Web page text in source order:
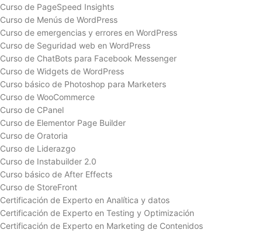
Curso de PageSpeed Insights
Curso de Menús de WordPress
Curso de emergencias y errores en WordPress
Curso de Seguridad web en WordPress
Curso de ChatBots para Facebook Messenger
Curso de Widgets de WordPress
Curso básico de Photoshop para Marketers
Curso de WooCommerce
Curso de CPanel
Curso de Elementor Page Builder
Curso de Oratoria
Curso de Liderazgo
Curso de Instabuilder 2.0
Curso básico de After Effects
Curso de StoreFront
Certificación de Experto en Analítica y datos
Certificación de Experto en Testing y Optimización
Certificación de Experto en Marketing de Contenidos